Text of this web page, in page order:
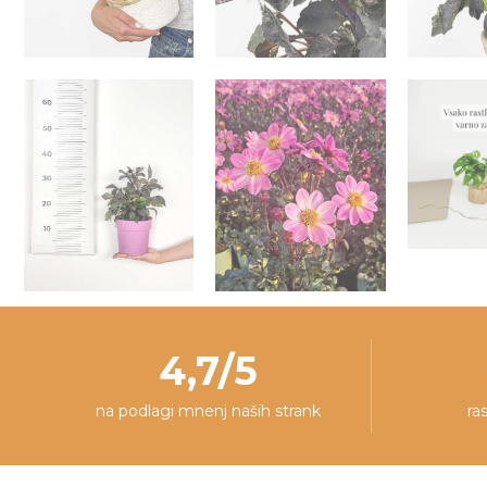
4,7/5
na podlagi mnenj naših strank